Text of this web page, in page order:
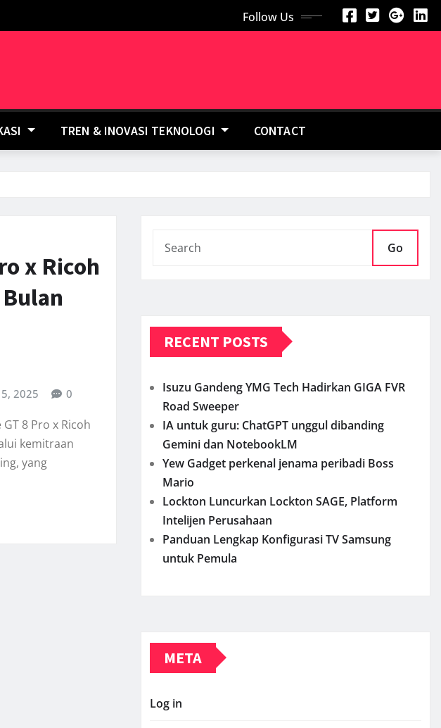
Follow Us
TREN & INOVASI TEKNOLOGI CONTACT
x Ricoh
2025 0
8 Pro x Ricoh
kemitraan
yang
Go
RECENT POSTS
Isuzu Gandeng YMG Tech Hadirkan GIGA FVR
Road Sweeper
IA untuk guru: ChatGPT unggul dibanding
Gemini dan NotebookLM
Yew Gadget perkenal jenama peribadi Boss
Mario
Lockton Luncurkan Lockton SAGE, Platform
Intelijen Perusahaan
Panduan Lengkap Konfigurasi TV Samsung
untuk Pemula
META
Log in